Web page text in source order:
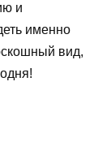
и
именно
вид,